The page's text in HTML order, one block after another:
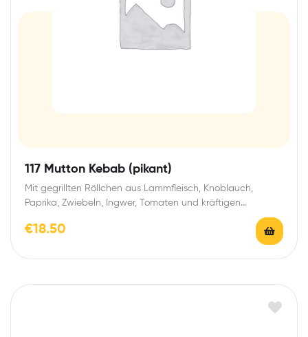
117 Mutton Kebab (pikant)
Mit gegrillten Röllchen aus Lammfleisch, Knoblauch,
Paprika, Zwiebeln, Ingwer, Tomaten und kräftigen
€18.50